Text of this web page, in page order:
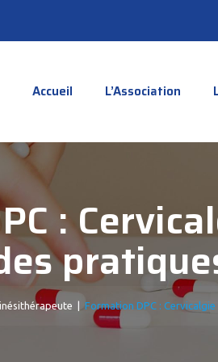
Accueil L’Association
:
Formation DPC :